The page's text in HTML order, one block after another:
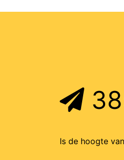
Is de hoogte